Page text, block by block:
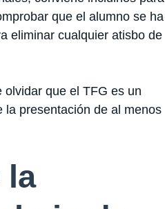
que el alumno se ha
eliminar cualquier atisbo de
que el TFG es un
la presentación de al menos
la